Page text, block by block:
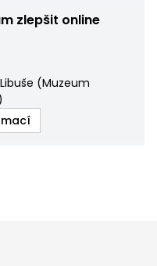
zlepšit online
(Muzeum